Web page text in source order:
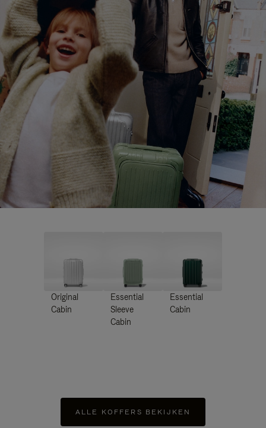
Original
Cabin
Essential
Sleeve
Cabin
Essential
Cabin
ALLE KOFFERS BEKIJKEN